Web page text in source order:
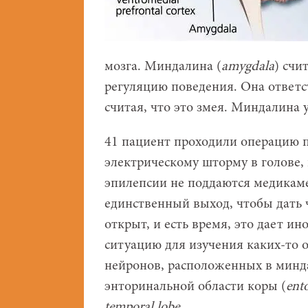
мозга. Миндалина (amygdala)
регуляцию поведения. Она
считая, что это змея. Миндалина
41 пациент проходили операцию
электрическому шторму в
эпилепсии не поддаются
единственный выход, чтобы
открыт, и есть время, это дает
ситуацию для изучения каких-то
нейронов, расположенных в
энторинальной области коры (